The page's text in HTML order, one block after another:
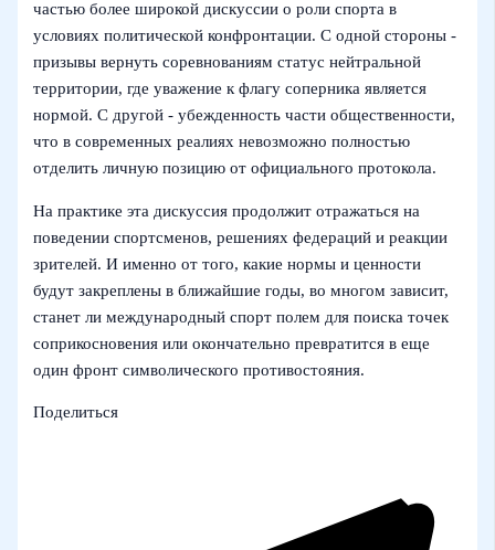
частью более широкой дискуссии о роли спорта в
условиях политической конфронтации. С одной стороны -
призывы вернуть соревнованиям статус нейтральной
территории, где уважение к флагу соперника является
нормой. С другой - убежденность части общественности,
что в современных реалиях невозможно полностью
отделить личную позицию от официального протокола.
На практике эта дискуссия продолжит отражаться на
поведении спортсменов, решениях федераций и реакции
зрителей. И именно от того, какие нормы и ценности
будут закреплены в ближайшие годы, во многом зависит,
станет ли международный спорт полем для поиска точек
соприкосновения или окончательно превратится в еще
один фронт символического противостояния.
Поделиться